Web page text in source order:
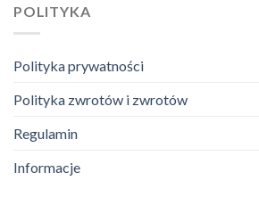
POLITYKA
Polityka prywatności
Polityka zwrotów i zwrotów
Regulamin
Informacje